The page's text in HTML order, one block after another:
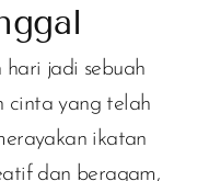
hari jadi sebuah
cinta yang telah
ikatan
dan beragam,